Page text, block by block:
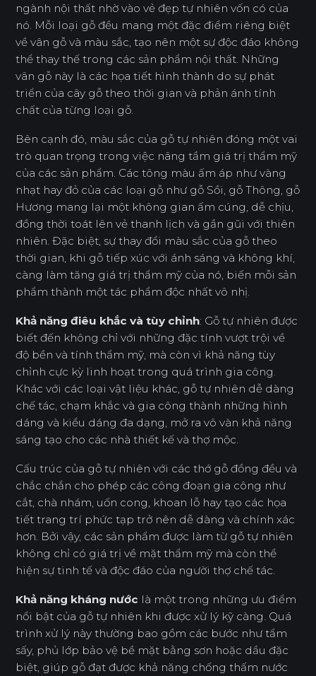
ngành nội thất nhờ vào vẻ đẹp tự nhiên vốn có của
nó. Mỗi loại gỗ đều mang một đặc điểm riêng biệt
về vân gỗ và màu sắc, tạo nên một sự độc đáo không
thể thay thế trong các sản phẩm nội thất. Những
vân gỗ này là các họa tiết hình thành do sự phát
triển của cây gỗ theo thời gian và phản ánh tính
chất của từng loại gỗ.
Bên cạnh đó, màu sắc của gỗ tự nhiên đóng một vai
trò quan trọng trong việc nâng tầm giá trị thẩm mỹ
của các sản phẩm. Các tông màu ấm áp như vàng
nhạt hay đỏ của các loại gỗ như gỗ Sồi, gỗ Thông, gỗ
Hương mang lại một không gian ấm cúng, dễ chịu,
đồng thời toát lên vẻ thanh lịch và gần gũi với thiên
nhiên. Đặc biệt, sự thay đổi màu sắc của gỗ theo
thời gian, khi gỗ tiếp xúc với ánh sáng và không khí,
càng làm tăng giá trị thẩm mỹ của nó, biến mỗi sản
phẩm thành một tác phẩm độc nhất vô nhị.
Khả năng điêu khắc và tùy chỉnh: Gỗ tự nhiên được
biết đến không chỉ với những đặc tính vượt trội về
độ bền và tính thẩm mỹ, mà còn vì khả năng tùy
chỉnh cực kỳ linh hoạt trong quá trình gia công.
Khác với các loại vật liệu khác, gỗ tự nhiên dễ dàng
chế tác, chạm khắc và gia công thành những hình
dáng và kiểu dáng đa dạng, mở ra vô vàn khả năng
sáng tạo cho các nhà thiết kế và thợ mộc.
Cấu trúc của gỗ tự nhiên với các thớ gỗ đồng đều và
chắc chắn cho phép các công đoạn gia công như
cắt, chà nhám, uốn cong, khoan lỗ hay tạo các họa
tiết trang trí phức tạp trở nên dễ dàng và chính xác
hơn. Bởi vậy, các sản phẩm được làm từ gỗ tự nhiên
không chỉ có giá trị về mặt thẩm mỹ mà còn thể
hiện sự tinh tế và độc đáo của người thợ chế tác.
Khả năng kháng nước là một trong những ưu điểm
nổi bật của gỗ tự nhiên khi được xử lý kỹ càng. Quá
trình xử lý này thường bao gồm các bước như tẩm
sấy, phủ lớp bảo vệ bề mặt bằng sơn hoặc dầu đặc
biệt, giúp gỗ đạt được khả năng chống thấm nước